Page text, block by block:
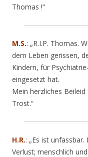
Thomas !“
M.S.: „R.I.P. Thomas.
dem Leben gerissen,
Kindern, für
eingesetzt hat.
Mein herzliches
Trost.“
H.R.: „Es ist
Verlust; menschlich